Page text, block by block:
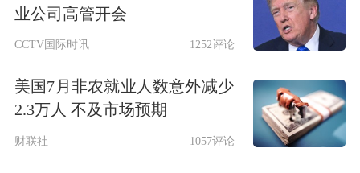
业公司高管开会
CCTV国际时讯 1252评论
美国7月非农就业人数意外减少
2.3万人 不及市场预期
财联社 1057评论